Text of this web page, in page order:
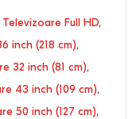
Televizoare Full HD,
inch (218 cm),
32 inch (81 cm),
43 inch (109 cm),
50 inch (127 cm),